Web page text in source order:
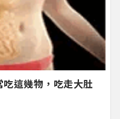
這幾物，吃走大肚